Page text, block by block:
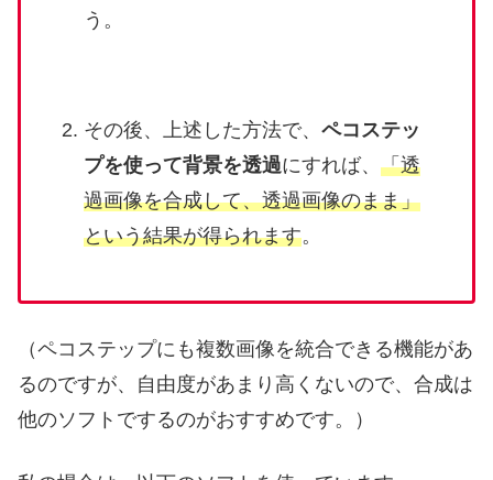
う。
その後、上述した方法で、 ペコステッ
プを使って背景を透過にすれば、 「透
過画像を合成して、透過画像のまま」
という結果が得られます。
（ペコステップにも複数画像を統合できる機能があ
るのですが、自由度があまり高くないので、合成は
他のソフトでするのがおすすめです。）